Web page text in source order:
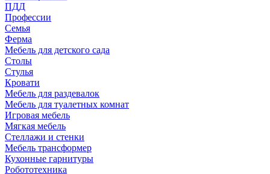
ПДД
Профессии
Семья
Ферма
Мебель для детского сада
Столы
Cтулья
Кровати
Мебель для раздевалок
Мебель для туалетных комнат
Игровая мебель
Мягкая мебель
Стеллажи и стенки
Мебель трансформер
Кухонные гарнитуры
Робототехника